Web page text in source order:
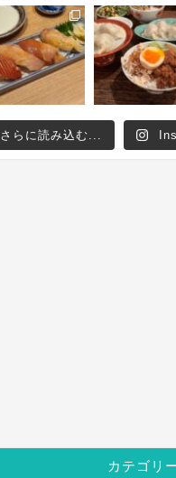
さらに読み込む...
カテゴリ